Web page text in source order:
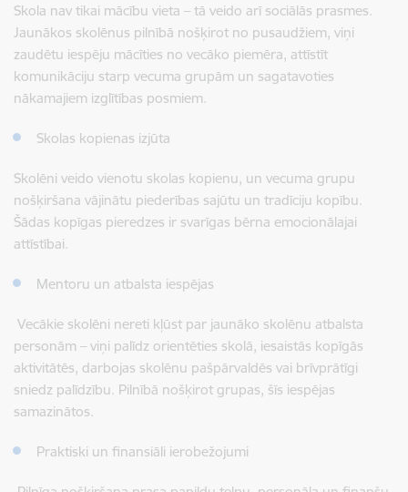
Skola nav tikai mācību vieta – tā veido arī sociālās prasmes.
Jaunākos skolēnus pilnībā nošķirot no pusaudžiem, viņi
zaudētu iespēju mācīties no vecāko piemēra, attīstīt
komunikāciju starp vecuma grupām un sagatavoties
nākamajiem izglītības posmiem.
Skolas kopienas izjūta
Skolēni veido vienotu skolas kopienu, un vecuma grupu
nošķiršana vājinātu piederības sajūtu un tradīciju kopību.
Šādas kopīgas pieredzes ir svarīgas bērna emocionālajai
attīstībai.
Mentoru un atbalsta iespējas
Vecākie skolēni nereti kļūst par jaunāko skolēnu atbalsta
personām – viņi palīdz orientēties skolā, iesaistās kopīgās
aktivitātēs, darbojas skolēnu pašpārvaldēs vai brīvprātīgi
sniedz palīdzību. Pilnībā nošķirot grupas, šīs iespējas
samazinātos.
Praktiski un finansiāli ierobežojumi